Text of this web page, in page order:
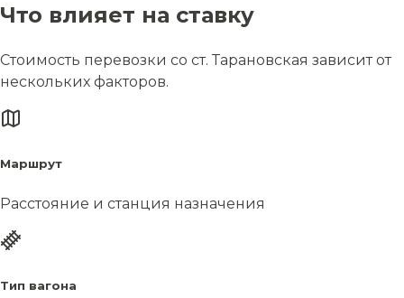
Что влияет на ставку
Стоимость перевозки со ст. Тарановская зависит от
нескольких факторов.
Маршрут
Расстояние и станция назначения
Тип вагона